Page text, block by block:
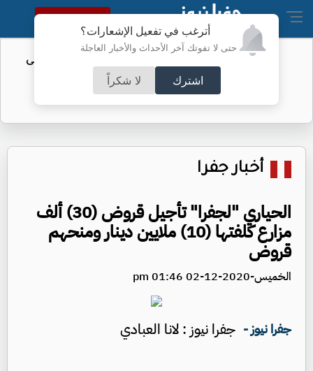
أترغب في تفعيل الإشعارات؟
حتى لا تفوتك آخر الأحداث والأخبار العاجلة
اشترك لا شكراً
النسخة الكاملة
تأجيل مؤتمر تقديم "الزاكي" مدربًا للنشامى
أخبار جفرا
الحياري "لجفرا" تأجيل قروض (30) ألف
مزارع كلفتها (10) ملايين دينار ومنحهم
قروض
الخميس-2020-12-02 01:46 pm
جفرا نيوز - جفرا نيوز : لانا العبادي